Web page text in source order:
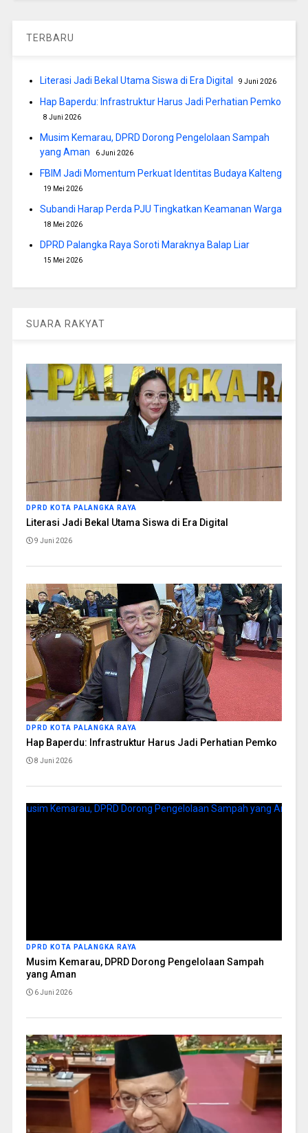
TERBARU
Literasi Jadi Bekal Utama Siswa di Era Digital 9 Juni 2026
Hap Baperdu: Infrastruktur Harus Jadi Perhatian Pemko
8 Juni 2026
Musim Kemarau, DPRD Dorong Pengelolaan Sampah
yang Aman
6 Juni 2026
FBIM Jadi Momentum Perkuat Identitas Budaya Kalteng
19 Mei 2026
Subandi Harap Perda PJU Tingkatkan Keamanan Warga
18 Mei 2026
DPRD Palangka Raya Soroti Maraknya Balap Liar
15 Mei 2026
SUARA RAKYAT
DPRD KOTA PALANGKA RAYA
Literasi Jadi Bekal Utama Siswa di Era Digital
9 Juni 2026
DPRD KOTA PALANGKA RAYA
Hap Baperdu: Infrastruktur Harus Jadi Perhatian Pemko
8 Juni 2026
DPRD KOTA PALANGKA RAYA
Musim Kemarau, DPRD Dorong Pengelolaan Sampah
yang Aman
6 Juni 2026